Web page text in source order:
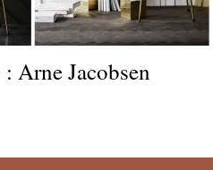
Arne Jacobsen